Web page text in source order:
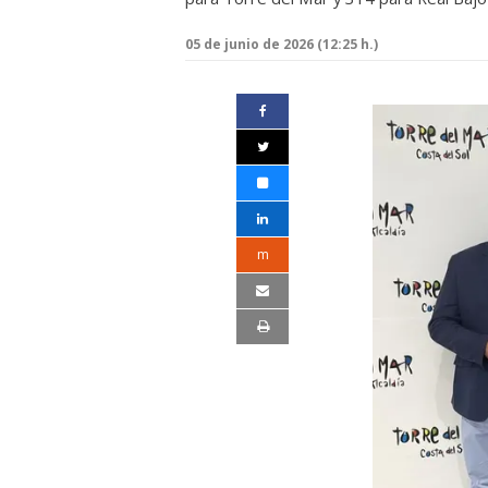
05 de junio de 2026 (12:25 h.)
m